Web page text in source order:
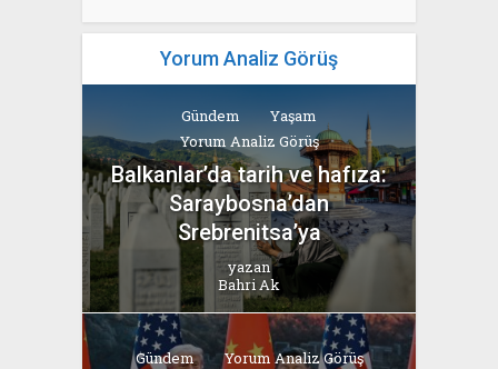
Yorum Analiz Görüş
Gündem
Yaşam
Yorum Analiz Görüş
Balkanlar’da tarih ve hafıza:
Saraybosna’dan
Srebrenitsa’ya
yazan
Bahri Ak
Gündem Yorum Analiz Görüş